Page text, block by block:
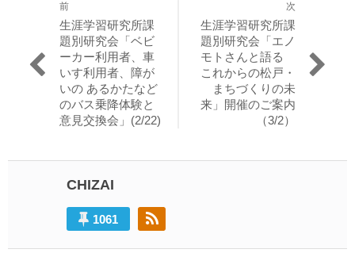
ナ
シ
前
過
去
の
投
稿:
生涯学習研究所課
題別研究会「ベビ
ーカー利用者、車
いす利用者、障が
いの あるかたなど
のバス乗降体験と
意見交換会」(2/22)
次
次
稿:
生涯学習研究所課
題別研究会「エノ
モトさんと語る
これからの松戸・
まちづくりの未
来」開催のご案内
（3/2）
CHIZAI
1061